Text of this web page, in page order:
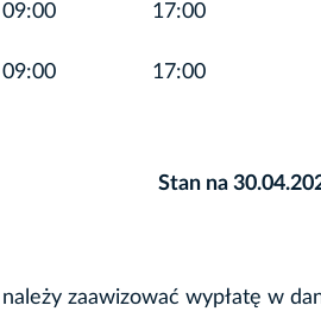
09:00 17:00
09:00 17:00
Stan na
zaawizować wypłatę w